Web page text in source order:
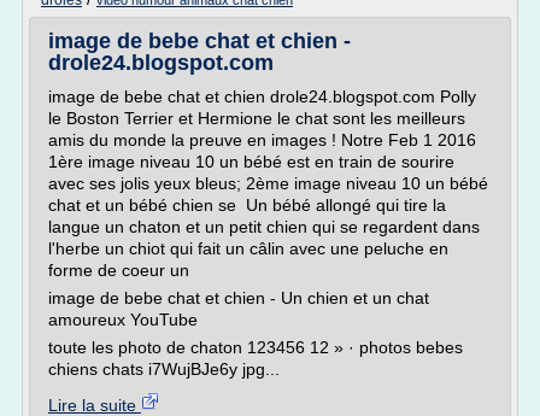
image de bebe chat et chien -
drole24.blogspot.com
image de bebe chat et chien drole24.blogspot.com Polly
le Boston Terrier et Hermione le chat sont les meilleurs
amis du monde la preuve en images ! Notre Feb 1 2016
1ère image niveau 10 un bébé est en train de sourire
avec ses jolis yeux bleus; 2ème image niveau 10 un bébé
chat et un bébé chien se Un bébé allongé qui tire la
langue un chaton et un petit chien qui se regardent dans
l'herbe un chiot qui fait un câlin avec une peluche en
forme de coeur un
image de bebe chat et chien - Un chien et un chat
amoureux YouTube
toute les photo de chaton 123456 12 » · photos bebes
chiens chats i7WujBJe6y jpg...
Lire la suite